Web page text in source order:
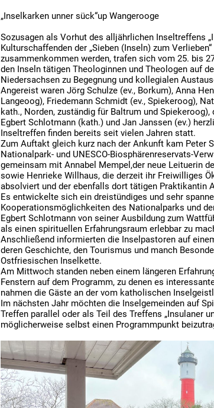
„Inselkarken unner sück“up Wangerooge
Sozusagen als Vorhut des alljährlichen Inseltreffens
Kulturschaffenden der „Sieben (Inseln) zum
zusammenkommen werden, trafen sich vom 25. bis
den Inseln tätigen Theologinnen und Theologen auf
Niedersachsen zu Begegnung und kollegialen
Angereist waren Jörg Schulze (ev., Borkum), Anna
Langeoog), Friedemann Schmidt (ev., Spiekeroog),
kath., Norden, zuständig für Baltrum und
Egbert Schlotmann (kath.) und Jan Janssen (ev.)
Inseltreffen finden bereits seit vielen Jahren statt.
Zum Auftakt gleich kurz nach der Ankunft kam Peter
Nationalpark- und UNESCO-Biosphärenreservats-
gemeinsam mit Annabel Mempel,der neue Leituerin
sowie Henrieke Willhaus, die derzeit ihr Freiwilliges
absolviert und der ebenfalls dort tätigen Praktikantin
Es entwickelte sich ein dreistündiges und sehr
Kooperationsmöglichkeiten des Nationalparks und
Egbert Schlotmann von seiner Ausbildung zum
als einen spirituellen Erfahrungsraum erlebbar zu
Anschließend informierten die Inselpastoren auf
deren Geschichte, den Tourismus und manch
Ostfriesischen Inselkette.
Am Mittwoch standen neben einem längeren
Fenstern auf dem Programm, zu denen es
nahmen die Gäste an der vom katholischen
Im nächsten Jahr möchten die Inselgemeinden auf
Treffen parallel oder als Teil des Treffens „Insulaner
möglicherweise selbst einen Programmpunkt